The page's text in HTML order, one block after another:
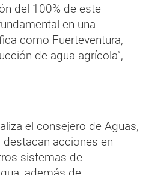
del 100% de este
en una
como Fuerteventura,
de agua agrícola”,
el consejero de Aguas,
acciones en
sistemas de